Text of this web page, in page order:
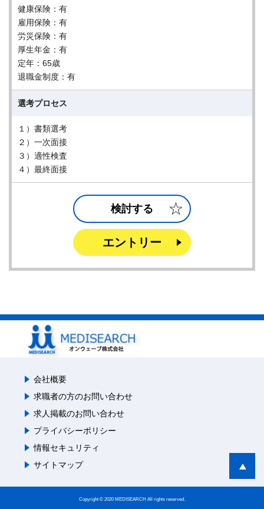
健康保険：有
雇用保険：有
労災保険：有
厚生年金：有
定年：65歳
退職金制度：有
選考プロセス
１）書類選考
２）一次面接
３）適性検査
４）最終面接
検討する
エントリー
会社概要
求職者の方のお問い合わせ
求人掲載のお問い合わせ
プライバシーポリシー
情報セキュリティ
サイトマップ
Copyright © 2020 MEDISEARCH All rights reserved.